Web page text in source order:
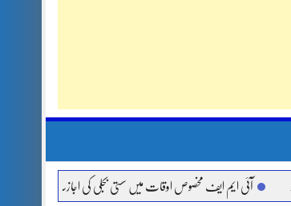
آئی ایم ایف مخصوص اوقات میں سستی بجلی کی اجازت نہیں دے رہا، وفاقی